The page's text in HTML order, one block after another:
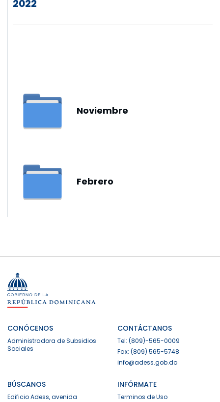
2022
Noviembre
Febrero
CONÓCENOS
Administradora de Subsidios
Sociales
CONTÁCTANOS
Tel: (809)-565-0009
Fax: (809) 565-5748
info@adess.gob.do
BÚSCANOS
Edificio Adess, avenida
INFÓRMATE
Terminos de Uso